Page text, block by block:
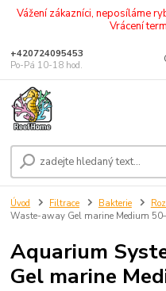
Vážení zákazníci, neposíláme
Vrácení
+420724095453
Po-Pá 10-18 hod.
Úvod Filtrace Bakterie
Waste-away Gel marine Medium
Aquarium
Gel marine